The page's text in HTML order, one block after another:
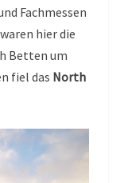
Fachmessen
hier die
Betten um
fiel das North